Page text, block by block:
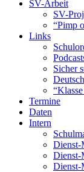
SV-Arbeit
SV-
“Pimp
Links
Sicher
Deutsch
Termine
Daten
Intern
Dienst-
Dienst-